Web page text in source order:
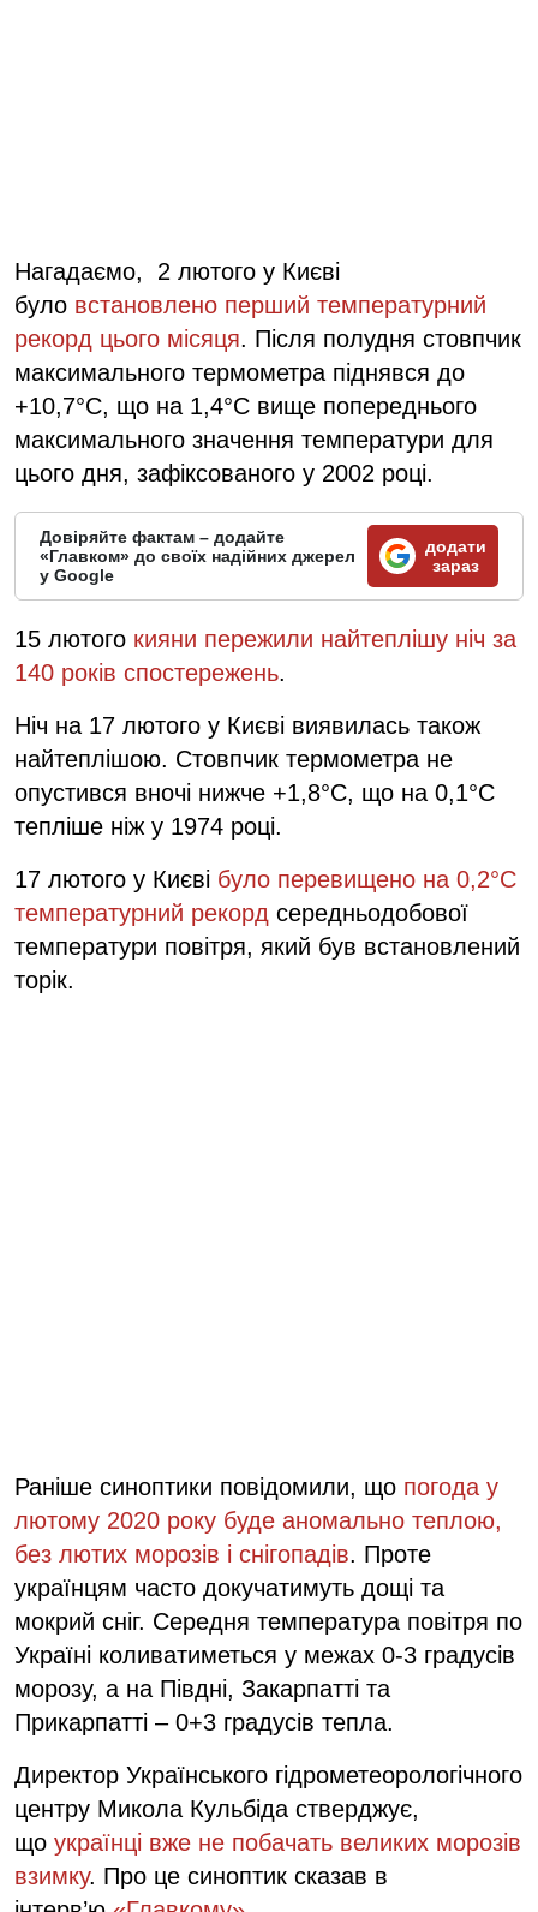
Нагадаємо, 2 лютого у Києві
було встановлено перший температурний
рекорд цього місяця. Після полудня стовпчик
максимального термометра піднявся до
+10,7°С, що на 1,4°С вище попереднього
максимального значення температури для
цього дня, зафіксованого у 2002 році.
Довіряйте фактам – додайте
«Главком» до своїх надійних джерел
у Google
додати
зараз
15 лютого кияни пережили найтеплішу ніч за
140 років спостережень.
Ніч на 17 лютого у Києві виявилась також
найтеплішою. Стовпчик термометра не
опустився вночі нижче +1,8°С, що на 0,1°С
тепліше ніж у 1974 році.
17 лютого у Києві було перевищено на 0,2°С
температурний рекорд середньодобової
температури повітря, який був встановлений
торік.
Раніше синоптики повідомили, що погода у
лютому 2020 року буде аномально теплою,
без лютих морозів і снігопадів. Проте
українцям часто докучатимуть дощі та
мокрий сніг. Середня температура повітря по
Україні коливатиметься у межах 0-3 градусів
морозу, а на Півдні, Закарпатті та
Прикарпатті – 0+3 градусів тепла.
Директор Українського гідрометеорологічного
центру Микола Кульбіда стверджує,
що українці вже не побачать великих морозів
взимку. Про це синоптик сказав в